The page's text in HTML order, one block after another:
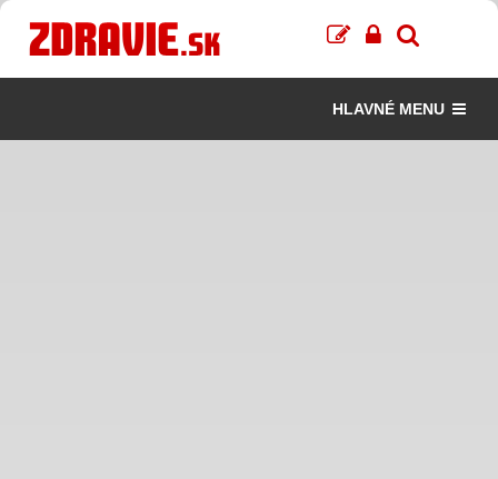
HLAVNÉ MENU